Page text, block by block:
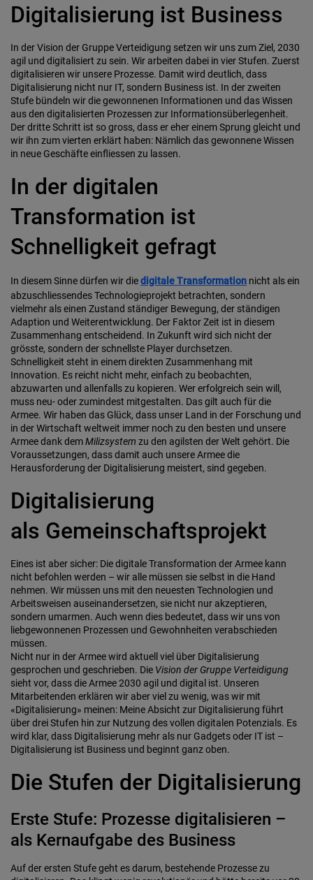
Digitalisierung ist Business
In der Vision der Gruppe Verteidigung setzen wir uns zum Ziel, 2030
agil und digitalisiert zu sein. Wir arbeiten dabei in vier Stufen. Zuerst
digitalisieren wir unsere Prozesse. Damit wird deutlich, dass
Digitalisierung nicht nur IT, sondern Business ist. In der zweiten
Stufe bündeln wir die gewonnenen Informationen und das Wissen
aus den digitalisierten Prozessen zur Informationsüber­legenheit.
Der dritte Schritt ist so gross, dass er eher einem Sprung gleicht und
wir ihn zum vierten erklärt haben: Nämlich das gewonnene Wissen
in neue Geschäfte einfliessen zu lassen.
In der digitalen
Transformation ist
Schnelligkeit gefragt
In diesem Sinne dürfen wir diedigitale Transformation nicht als ein
abzuschliessendes Technologieprojekt betrachten, sondern
vielmehr als einen Zustand ständiger Bewegung, der ständigen
Adaption und Weiterentwicklung. Der Faktor Zeit ist in diesem
Zusammenhang entscheidend. In Zukunft wird sich nicht der
grösste, sondern der schnellste Player durchsetzen.
Schnelligkeit steht in einem direkten Zusammenhang mit
Innovation. Es reicht nicht mehr, einfach zu beobachten,
abzuwarten und allenfalls zu kopieren. Wer erfolgreich sein will,
muss neu- oder zumindest mitgestalten. Das gilt auch für die
Armee. Wir haben das Glück, dass unser Land in der Forschung und
in der Wirtschaft weltweit immer noch zu den besten und unsere
Armee dank demMilizsystem zu den agilsten der Welt gehört. Die
Voraussetzungen, dass damit auch unsere Armee die
Herausforderung der Digitalisierung meistert, sind gegeben.
Digitalisierung
als Gemeinschaftsprojekt
Eines ist aber sicher: Die digitale Transformation der Armee kann
nicht befohlen werden – wir alle müssen sie selbst in die Hand
nehmen. Wir müssen uns mit den neuesten Technologien und
Arbeitsweisen auseinandersetzen, sie nicht nur akzeptieren,
sondern umarmen. Auch wenn dies bedeutet, dass wir uns von
liebgewonnenen Prozessen und Gewohnheiten verabschieden
müssen.
Nicht nur in der Armee wird aktuell viel über Digitalisierung
gesprochen und geschrieben. Die Vision der Gruppe Verteidigung
sieht vor, dass die Armee 2030 agil und digital ist. Unseren
Mitarbeitenden erklären wir aber viel zu wenig, was wir mit
«Digitalisierung» meinen: Meine Absicht zur Digitalisierung führt
über drei Stufen hin zur Nutzung des vollen digitalen Potenzials. Es
wird klar, dass Digitalisierung mehr als nur Gadgets oder IT ist –
Digitalisierung ist Business und beginnt ganz oben.
Die Stufen der Digitalisierung
Erste Stufe: Prozesse digitalisieren –
als Kernaufgabe des Business
Auf der ersten Stufe geht es darum, bestehende Prozesse zu